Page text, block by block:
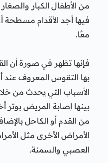
من الأطفال الكبار
فيها أجد الأقدام
معًا.
فإنها تظهر في صورة أن
بها التقوس المعروف
الأسباب التي يحدث من
بينها إصابة المريض
من القدم أو الكاحل
الأمراض الأخرى مثل
العصبي والسمنة.